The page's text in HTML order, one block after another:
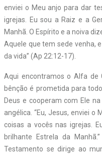
enviei o Meu anjo para dar
igrejas. Eu sou a Raiz e a
Manhã. O Espírito e a noiva
Aquele que tem sede venha,
da vida” (Ap 22:12-17).
Aqui encontramos o Alfa de
bênção é prometida para
Deus e cooperam com Ele
angélica. “Eu, Jesus, enviei
coisas a vocês nas igrejas.
brilhante Estrela da
Testamento se dirige ao